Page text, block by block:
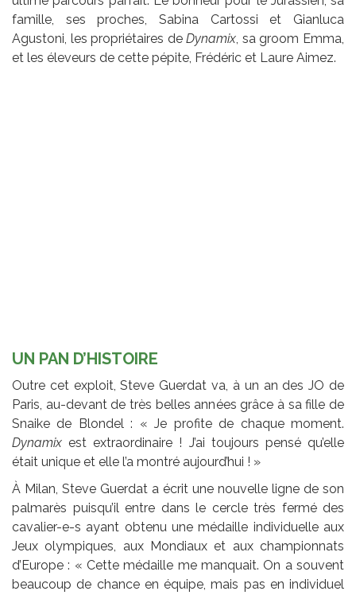
famille, ses proches, Sabina Cartossi et Gianluca
Agustoni, les propriétaires deDynamix, sa groom Emma,
et les éleveurs de cette pépite, Frédéric et Laure Aimez.
UN PAN D’HISTOIRE
Outre cet exploit, Steve Guerdat va, à un an des JO de
Paris, au-devant de très belles années grâce à sa fille de
Snaike de Blondel : « Je profite de chaque moment.
Dynamix est extraordinaire ! J’ai toujours pensé qu’elle
était unique et elle l’a montré aujourd’hui ! »
À Milan, Steve Guerdat a écrit une nouvelle ligne de son
palmarès puisqu’il entre dans le cercle très fermé des
cavalier-e-s ayant obtenu une médaille individuelle aux
Jeux olympiques, aux Mondiaux et aux championnats
d’Europe : « Cette médaille me manquait. On a souvent
beaucoup de chance en équipe, mais pas en individuel